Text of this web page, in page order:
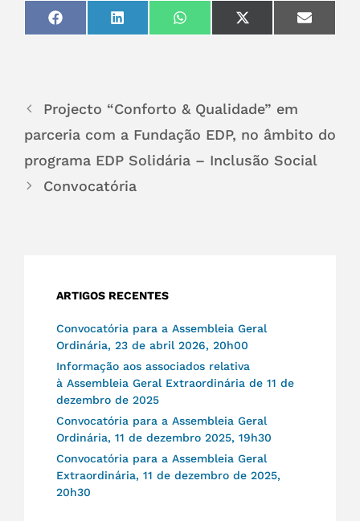
Share
on
Share
on
Share
on
Share
on
Share
on
Projecto “Conforto & Qualidade” em
parceria com a Fundação EDP, no âmbito do
programa EDP Solidária – Inclusão Social
Convocatória
ARTIGOS RECENTES
Convocatória para a Assembleia Geral
Ordinária, 23 de abril 2026, 20h00
Informação aos associados relativa
à Assembleia Geral Extraordinária de 11 de
dezembro de 2025
Convocatória para a Assembleia Geral
Ordinária, 11 de dezembro 2025, 19h30
Convocatória para a Assembleia Geral
Extraordinária, 11 de dezembro de 2025,
20h30